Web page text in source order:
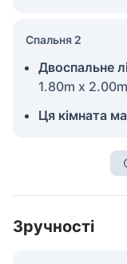
Спальня 2
Двоспальне
1.80m x 2.00m
Ця кімната
Зручності